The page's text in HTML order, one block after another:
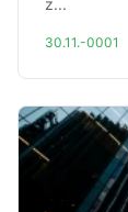
z...
30.11.-0001